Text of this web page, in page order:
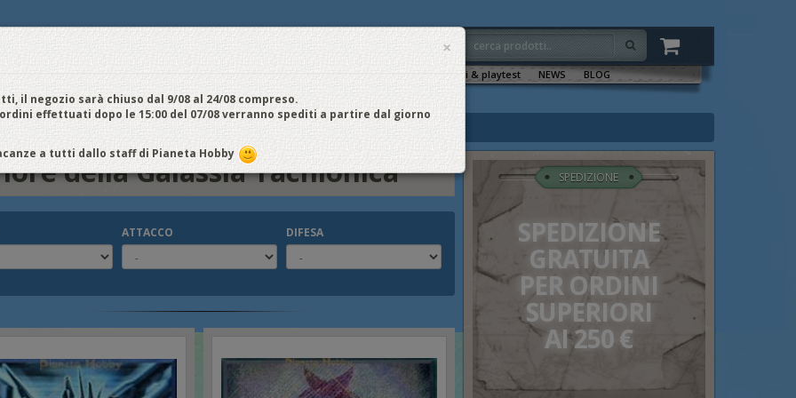
Chi Siamo Vantaggi Aiuto Metodi di pagamento Sala tornei & playtest NEWS
BLOG
/ REGISTRATI
Tachionica
della Galassia Tachionica
ATTACCO DIFESA
SPEDIZIONE
SPEDIZIONE
GRATUITA
PER ORDINI
SUPERIORI
AI 250 €
×
il negozio sarà chiuso dal 9/08 al 24/08 compreso.
effettuati dopo le 15:00 del 07/08 verranno spediti a partire dal giorno
a tutti dallo staff di Pianeta Hobby